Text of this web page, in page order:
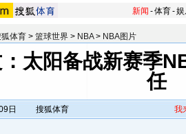
新闻 -体育-
体育 > 篮球世界 > NBA> NBA图片
：太阳备战新赛季
任
日
搜狐体育 我